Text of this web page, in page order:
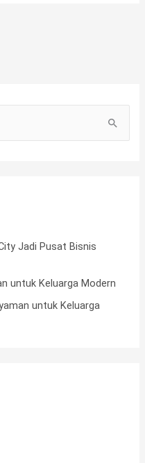
Jadi Pusat Bisnis
untuk Keluarga Modern
untuk Keluarga